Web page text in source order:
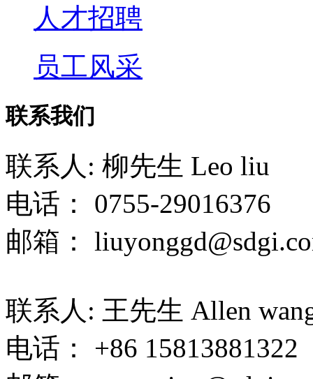
人才招聘
员工风采
联系我们
联系人: 柳先生 Leo liu
电话： 0755-29016376
邮箱：
联系人: 王先生 Allen
电话： +86 15813881322